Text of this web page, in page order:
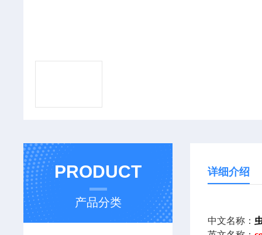
详细介绍
中文名称：
PRODUCT
产品分类